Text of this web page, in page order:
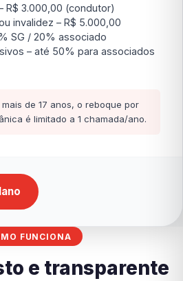
R$ 3.000,00 (condutor)
invalidez – R$ 5.000,00
SG / 20% associado
– até 50% para associados
de 17 anos, o reboque por
é limitado a 1 chamada/ano.
FUNCIONA
e transparente